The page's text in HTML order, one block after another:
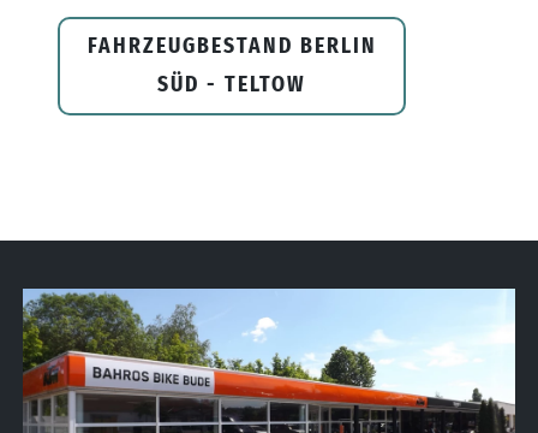
FAHRZEUGBESTAND BERLIN
SÜD - TELTOW